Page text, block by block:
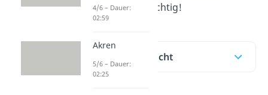
unseremVideo richtig!
Inhaltsübersicht
4/6 – Dauer:
02:59
Akren
5/6 – Dauer:
02:25